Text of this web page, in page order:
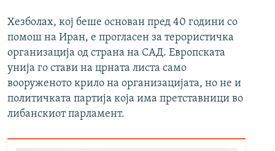
Хезболах, кој беше основан пред 40 години со
помош на Иран, е прогласен за терористичка
организација од страна на САД. Европската
унија го стави на црната листа само
вооруженото крило на организацијата, но не и
политичката партија која има претставници во
либанскиот парламент.